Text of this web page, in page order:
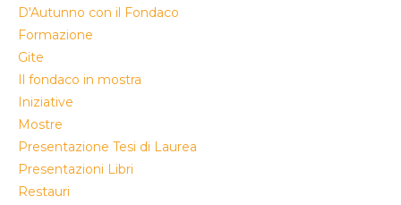
D'Autunno con il Fondaco
Formazione
Gite
Il fondaco in mostra
Iniziative
Mostre
Presentazione Tesi di Laurea
Presentazioni Libri
Restauri